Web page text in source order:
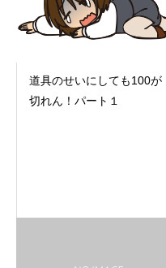
道具のせいにしても100が
切れん！パート１